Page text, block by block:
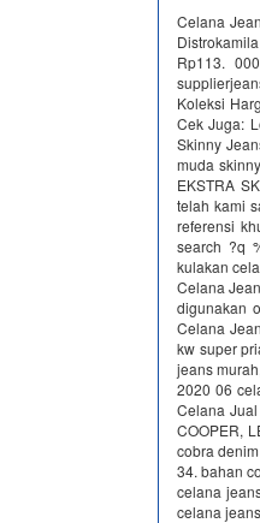
Celana
Rp113.
Koleksi
Cek Juga:
Skinny
muda
EKSTRA
telah kami
referensi
search ?q
kulakan
Celana
digunakan
Celana
kw super
jeans
2020 06
Celana
COOPER,
cobra
34. bahan
celana
celana